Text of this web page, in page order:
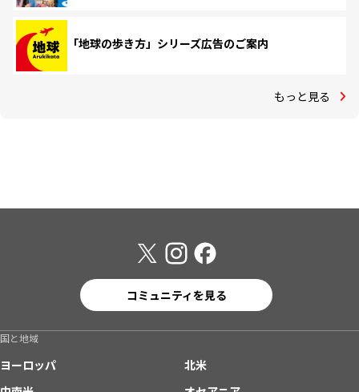
「地球の歩き方」シリーズ広告のご案内
もっと見る
コミュニティを見る
国と地域
ヨーロッパ
北米